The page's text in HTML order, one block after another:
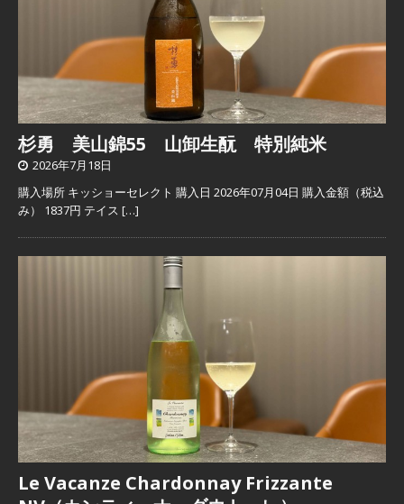
杉勇 美山錦55 山卸生酛 特別純米
2026年7月18日
購入場所 キッショーセレクト 購入日 2026年07月04日 購入金額（税込
み） 1837円 テイス […]
Le Vacanze Chardonnay Frizzante